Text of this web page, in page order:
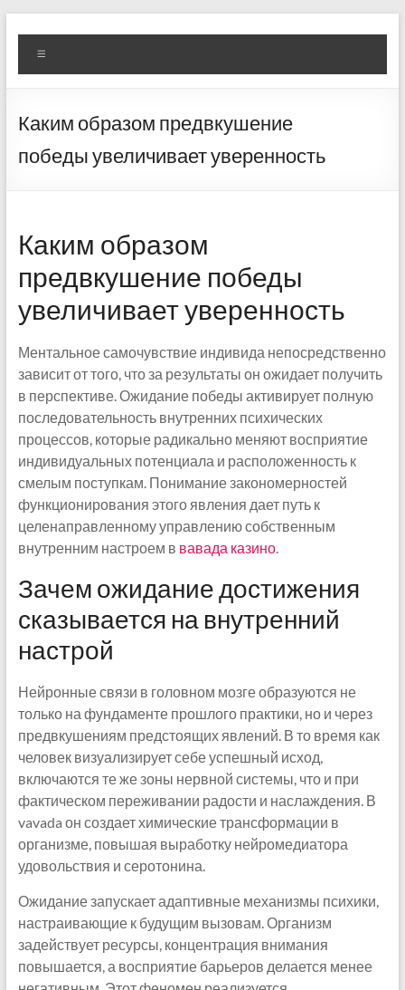
to
content
Diva
Aura
Pusat
Layanan
Buka
Каким образом предвкушение
победы увеличивает уверенность
Каким образом
предвкушение победы
увеличивает уверенность
Ментальное самочувствие индивида непосредственно
зависит от того, что за результаты он ожидает получить
в перспективе. Ожидание победы активирует полную
последовательность внутренних психических
процессов, которые радикально меняют восприятие
индивидуальных потенциала и расположенность к
смелым поступкам. Понимание закономерностей
функционирования этого явления дает путь к
целенаправленному управлению собственным
внутренним настроем в вавада казино.
Зачем ожидание достижения
сказывается на внутренний
настрой
Нейронные связи в головном мозге образуются не
только на фундаменте прошлого практики, но и через
предвкушениям предстоящих явлений. В то время как
человек визуализирует себе успешный исход,
включаются те же зоны нервной системы, что и при
фактическом переживании радости и наслаждения. В
vavada он создает химические трансформации в
организме, повышая выработку нейромедиатора
удовольствия и серотонина.
Ожидание запускает адаптивные механизмы психики,
настраивающие к будущим вызовам. Организм
задействует ресурсы, концентрация внимания
повышается, а восприятие барьеров делается менее